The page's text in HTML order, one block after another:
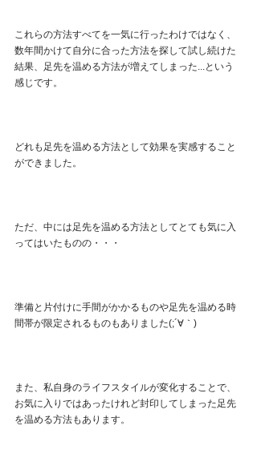
これらの方法すべてを一気に行ったわけではなく、
数年間かけて自分に合った方法を探して試し続けた
結果、足先を温める方法が増えてしまった...という
感じです。
どれも足先を温める方法として効果を実感すること
ができました。
ただ、中には足先を温める方法としてとても気に入
ってはいたものの・・・
準備と片付けに手間がかかるものや足先を温める時
間帯が限定されるものもありました(;´∀｀)
また、私自身のライフスタイルが変化することで、
お気に入りではあったけれど封印してしまった足先
を温める方法もあります。